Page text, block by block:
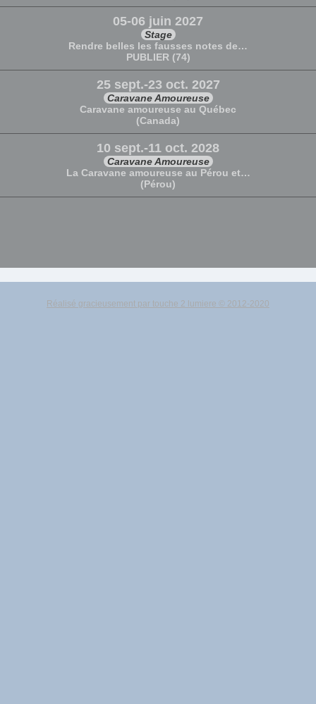
05-06 juin 2027
Stage
Rendre belles les fausses notes de…
PUBLIER (74)
25 sept.-23 oct. 2027
Caravane Amoureuse
Caravane amoureuse au Québec
(Canada)
10 sept.-11 oct. 2028
Caravane Amoureuse
La Caravane amoureuse au Pérou et…
(Pérou)
Réalisé gracieusement par touche 2 lumiere © 2012-2020